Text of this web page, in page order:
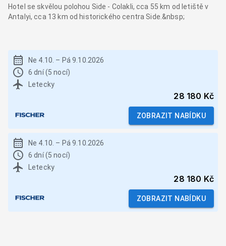
Hotel se skvělou polohou Side - Colakli, cca 55 km od letiště v
Antalyi, cca 13 km od historického centra Side.&nbsp;
Ne 4.10. – Pá 9.10.2026
6 dní (5 nocí)
Letecky
28 180 Kč
ZOBRAZIT NABÍDKU
Ne 4.10. – Pá 9.10.2026
6 dní (5 nocí)
Letecky
28 180 Kč
ZOBRAZIT NABÍDKU